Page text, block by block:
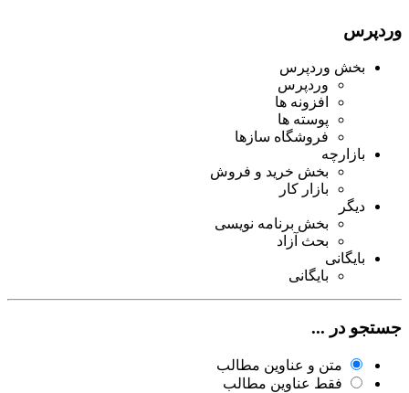
وردپرس
بخش وردپرس
وردپرس
افزونه ها
پوسته ها
فروشگاه سازها
بازارچه
بخش خرید و فروش
بازار کار
دیگر
بخش برنامه نویسی
بحث آزاد
بایگانی
بایگانی
جستجو در ...
متن و عناوین مطالب
فقط عناوین مطالب